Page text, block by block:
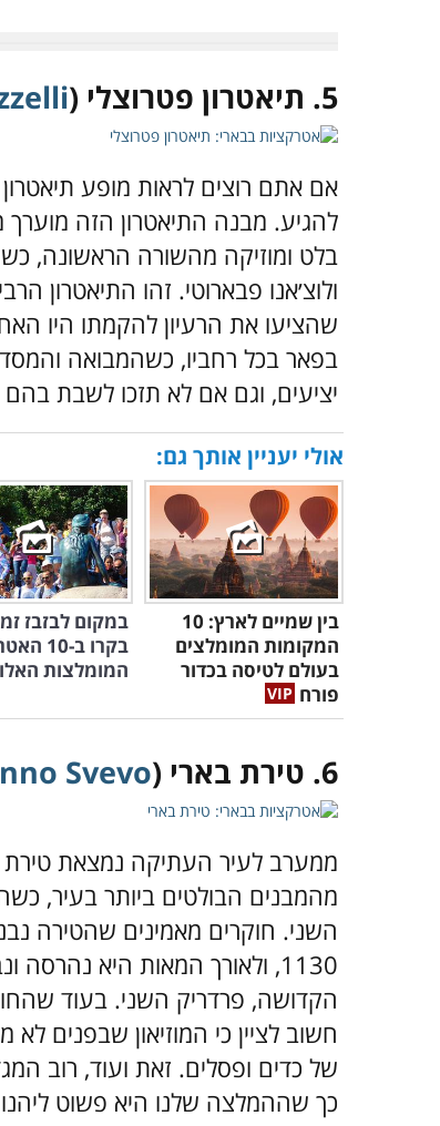
5. תיאטרון פטרוצלי (
אם אתם רוצים לראות מופע
להגיע. מבנה התיאטרון הזה מוערך
בלט ומוזיקה מהשורה הראשונה,
שהציעו את הרעיון להקמתו היו
יציעים, וגם אם לא תזכו לשבת
אולי יעניין אותך גם:
בין שמיים לארץ: 10
המקומות המומלצים
בעולם לטיסה בכדור
פורח
במקום לבזבז
בקרו ב-
המומלצות
6. טירת בארי ( Svevo
ממערב לעיר העתיקה נמצאת טירת
מהמבנים הבולטים ביותר בעיר,
השני. חוקרים מאמינים שהטירה
1130, ולאורך המאות היא
הקדושה, פרדריק השני. בעוד
חשוב לציין כי המוזיאון שבפנים
של כדים ופסלים. זאת ועוד, רוב
כך שההמלצה שלנו היא פשוט